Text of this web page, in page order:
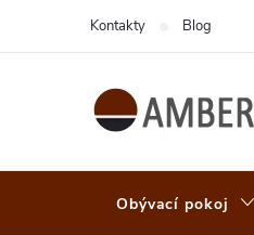
Kontakty Blog
Obývací pokoj